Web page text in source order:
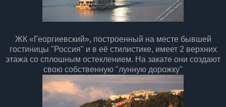
ЖК «Георгиевский», построенный на месте бывшей
гостиницы "Россия" и в её стилистике, имеет 2 верхних
этажа со сплошным остеклением. На закате они создают
свою собственную "лунную дорожку"